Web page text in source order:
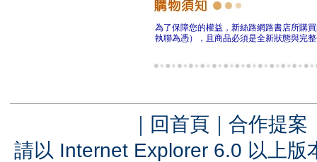
為了保障您的權益，新絲路網路書店所購
執聯為憑），且商品必須是全新狀態與完
｜ 回首頁 ｜ 合作提案
請以 Internet Explorer 6.0 以上